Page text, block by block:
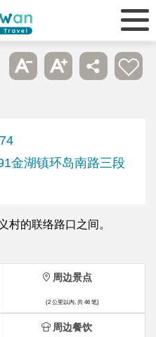
金湖镇环岛南路三段
村的联络路口之间。
周边景点
(2 公里以内, 共 46 笔)
周边餐饮